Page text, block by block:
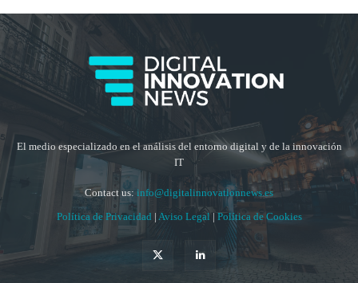
El medio especializado en el análisis del entorno digital y de la innovación
IT
Contact us: info@digitalinnovationnews.es
Política de Privacidad | Aviso Legal | Política de Cookies